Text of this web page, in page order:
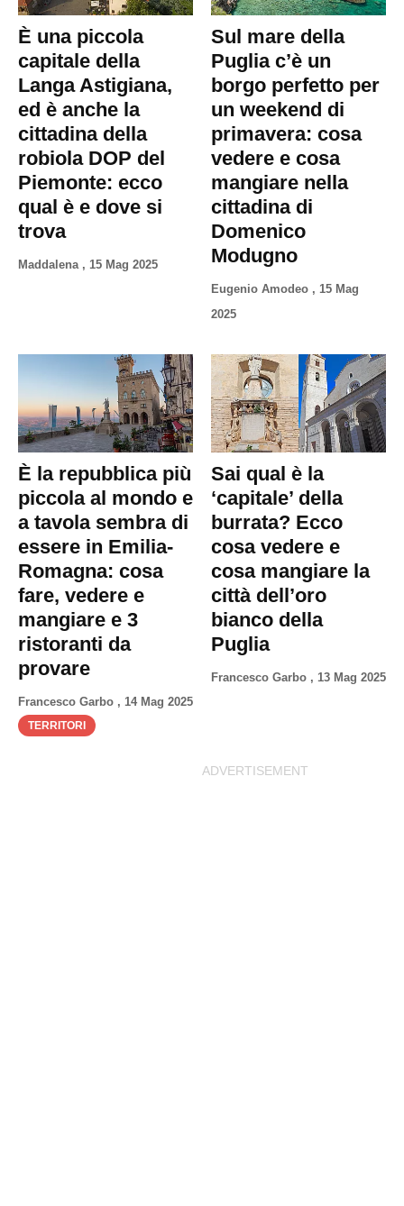
È una piccola
capitale della
Langa Astigiana,
ed è anche la
cittadina della
robiola DOP del
Piemonte: ecco
qual è e dove si
trova
Maddalena , 15 Mag 2025
Sul mare della
Puglia c’è un
borgo perfetto per
un weekend di
primavera: cosa
vedere e cosa
mangiare nella
cittadina di
Domenico
Modugno
Eugenio Amodeo , 15 Mag
2025
È la repubblica più
piccola al mondo e
a tavola sembra di
essere in Emilia-
Romagna: cosa
fare, vedere e
mangiare e 3
ristoranti da
provare
Francesco Garbo , 14 Mag 2025
TERRITORI
Sai qual è la
‘capitale’ della
burrata? Ecco
cosa vedere e
cosa mangiare la
città dell’oro
bianco della
Puglia
Francesco Garbo , 13 Mag 2025